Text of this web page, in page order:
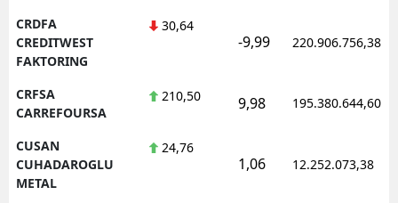
CRDFA
CREDITWEST
FAKTORING
30,64
-9,99 220.906.756,38
CRFSA
CARREFOURSA
210,50 9,98 195.380.644,60
CUSAN
CUHADAROGLU
METAL
24,76
1,06 12.252.073,38